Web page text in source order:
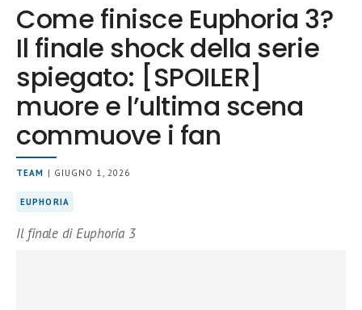
Come finisce Euphoria 3?
Il finale shock della serie
spiegato: [SPOILER]
muore e l’ultima scena
commuove i fan
TEAM | GIUGNO 1, 2026
EUPHORIA
Il finale di Euphoria 3